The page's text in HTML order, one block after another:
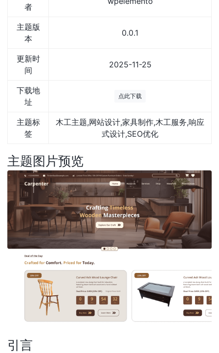
者
主题版
本
0.0.1
更新时
间
2025-11-25
下载地
址
点此下载
主题标
签
木工主题,网站设计,家具制作,木工服务,响应
式设计,SEO优化
主题图片预览
引言